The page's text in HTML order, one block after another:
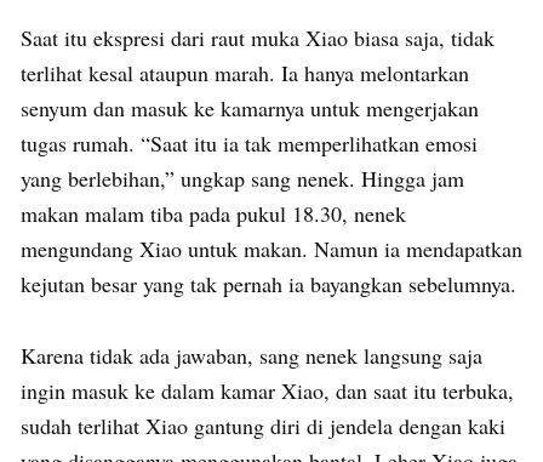
Saat itu ekspresi dari raut muka Xiao biasa saja, tidak
terlihat kesal ataupun marah. Ia hanya melontarkan
senyum dan masuk ke kamarnya untuk mengerjakan
tugas rumah. “Saat itu ia tak memperlihatkan emosi
yang berlebihan,” ungkap sang nenek. Hingga jam
makan malam tiba pada pukul 18.30, nenek
mengundang Xiao untuk makan. Namun ia mendapatkan
kejutan besar yang tak pernah ia bayangkan sebelumnya.
Karena tidak ada jawaban, sang nenek langsung saja
ingin masuk ke dalam kamar Xiao, dan saat itu terbuka,
sudah terlihat Xiao gantung diri di jendela dengan kaki